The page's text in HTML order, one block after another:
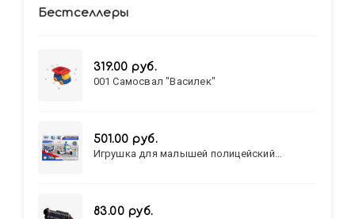
Бестселлеры
319.00 руб.
001 Самосвал "Василек"
501.00 руб.
Игрушка для малышей полицейский
83.00 руб.